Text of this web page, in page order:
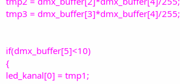
}
				strobe_counter
tmp3 = dmx_buffer[3]*dmx_buffer[4]/255;
if(dmx_buffer[5]<10)
{
led_kanal[0] = tmp1;